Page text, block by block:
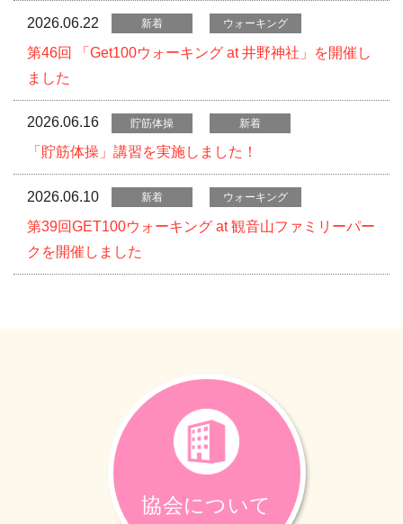
2026.06.22 新着 ウォーキング
第46回 「Get100ウォーキング at 井野神社」を開催し
ました
2026.06.16 貯筋体操 新着
「貯筋体操」講習を実施しました！
2026.06.10 新着 ウォーキング
第39回GET100ウォーキング at 観音山ファミリーパー
クを開催しました
協会について